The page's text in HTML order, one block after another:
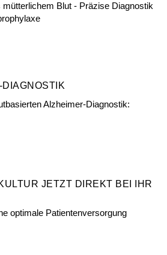
Blut - Präzise Diagnostik
Alzheimer-Diagnostik:
JETZT DIREKT BEI IHR
optimale Patientenversorgung